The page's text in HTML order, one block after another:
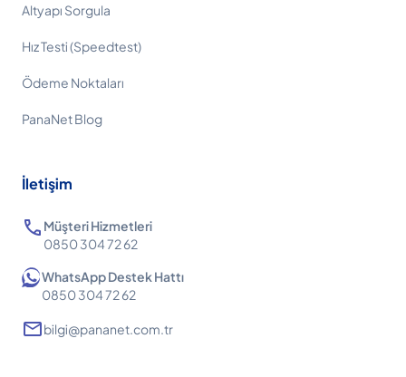
Altyapı Sorgula
Hız Testi (Speedtest)
Ödeme Noktaları
PanaNet Blog
İletişim
call Müşteri Hizmetleri
0850 304 72 62
WhatsApp Destek Hattı
0850 304 72 62
mailbilgi@pananet.com.tr